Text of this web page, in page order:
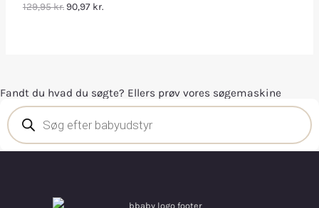
129,95kr. 90,97 kr.
Fandt du hvad du søgte? Ellers prøv vores søgemaskine